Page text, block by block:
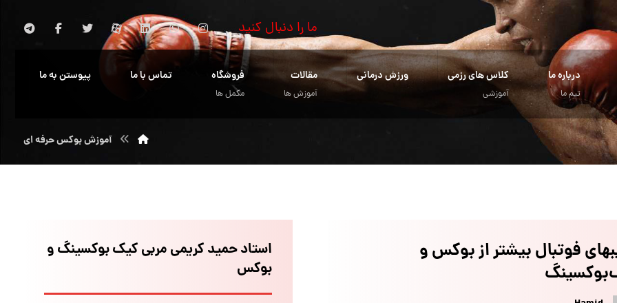
ما را دنبال کنید
درباره ما
تیم ما
کلاس های رزمی
آموزشی
ورزش درمانی مقالات
آموزش ها
فروشگاه
مکمل ها
تماس با ما پیوستن به ما
آموزش بوکس حرفه ای
فوتبال بیشتر از بوکس و
استاد حمید کریمی مربی کیک بوکسینگ و
بوکس